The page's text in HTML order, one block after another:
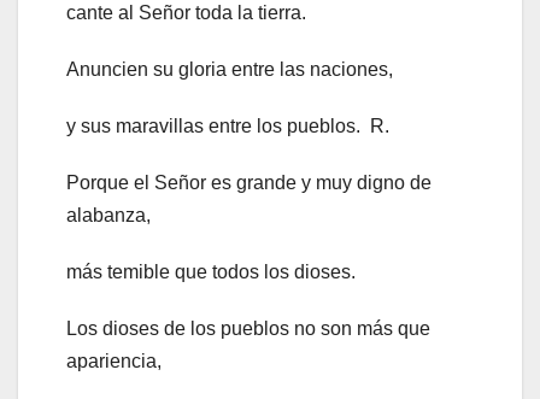
cante al Señor toda la tierra.
Anuncien su gloria entre las naciones,
y sus maravillas entre los pueblos. R.
Porque el Señor es grande y muy digno de
alabanza,
más temible que todos los dioses.
Los dioses de los pueblos no son más que
apariencia,